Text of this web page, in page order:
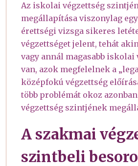
Az iskolai végzettség
megállapítása viszonylag
érettségi vizsga sikeres
végzettséget jelent, tehát
vagy annál magasabb iskolai
van, azok megfelelnek a
középfokú végzettség
több problémát okoz
végzettség szintjének
A szakmai
szintbeli